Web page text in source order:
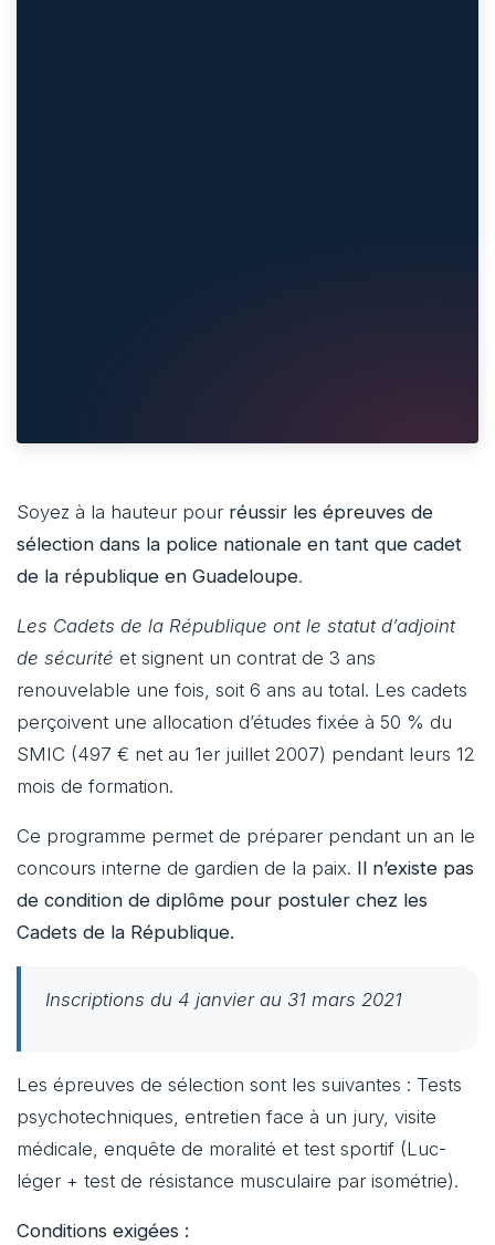
Soyez à la hauteur pour réussir les épreuves de
sélection dans la police nationale en tant que cadet
de la république en Guadeloupe.
Les Cadets de la République ont le statut d’adjoint
de sécurité et signent un contrat de 3 ans
renouvelable une fois, soit 6 ans au total. Les cadets
perçoivent une allocation d’études fixée à 50 % du
SMIC (497 € net au 1er juillet 2007) pendant leurs 12
mois de formation.
Ce programme permet de préparer pendant un an le
concours interne de gardien de la paix. Il n’existe pas
de condition de diplôme pour postuler chez les
Cadets de la République.
Inscriptions du 4 janvier au 31 mars 2021
Les épreuves de sélection sont les suivantes : Tests
psychotechniques, entretien face à un jury, visite
médicale, enquête de moralité et test sportif (Luc-
léger + test de résistance musculaire par isométrie).
Conditions exigées :